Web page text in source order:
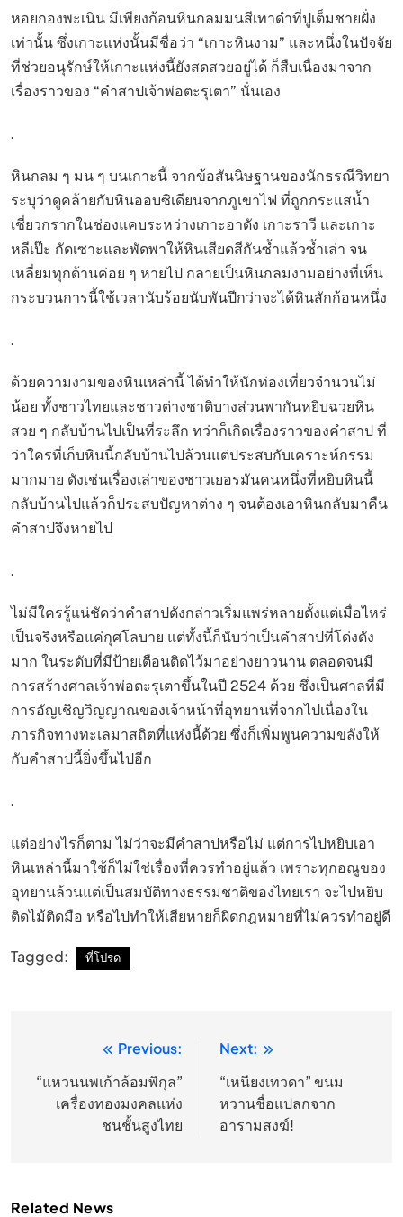
หอยกองพะเนิน มีเพียงก้อนหินกลมมนสีเทาดำที่ปูเต็มชายฝั่ง
เท่านั้น ซึ่งเกาะแห่งนั้นมีชื่อว่า “เกาะหินงาม” และหนึ่งในปัจจัย
ที่ช่วยอนุรักษ์ให้เกาะแห่งนี้ยังสดสวยอยู่ได้ ก็สืบเนื่องมาจาก
เรื่องราวของ “คำสาปเจ้าพ่อตะรุเตา” นั่นเอง
.
หินกลม ๆ มน ๆ บนเกาะนี้ จากข้อสันนิษฐานของนักธรณีวิทยา
ระบุว่าดูคล้ายกับหินออบซิเดียนจากภูเขาไฟ ที่ถูกกระแสน้ำ
เชี่ยวกรากในช่องแคบระหว่างเกาะอาดัง เกาะราวี และเกาะ
หลีเป๊ะ กัดเซาะและพัดพาให้หินเสียดสีกันซ้ำแล้วซ้ำเล่า จน
เหลี่ยมทุกด้านค่อย ๆ หายไป กลายเป็นหินกลมงามอย่างที่เห็น
กระบวนการนี้ใช้เวลานับร้อยนับพันปีกว่าจะได้หินสักก้อนหนึ่ง
.
ด้วยความงามของหินเหล่านี้ ได้ทำให้นักท่องเที่ยวจำนวนไม่
น้อย ทั้งชาวไทยและชาวต่างชาติบางส่วนพากันหยิบฉวยหิน
สวย ๆ กลับบ้านไปเป็นที่ระลึก ทว่าก็เกิดเรื่องราวของคำสาป ที่
ว่าใครที่เก็บหินนี้กลับบ้านไปล้วนแต่ประสบกับเคราะห์กรรม
มากมาย ดังเช่นเรื่องเล่าของชาวเยอรมันคนหนึ่งที่หยิบหินนี้
กลับบ้านไปแล้วก็ประสบปัญหาต่าง ๆ จนต้องเอาหินกลับมาคืน
คำสาปจึงหายไป
.
ไม่มีใครรู้แน่ชัดว่าคำสาปดังกล่าวเริ่มแพร่หลายตั้งแต่เมื่อไหร่
เป็นจริงหรือแค่กุศโลบาย แต่ทั้งนี้ก็นับว่าเป็นคำสาปที่โด่งดัง
มาก ในระดับที่มีป้ายเตือนติดไว้มาอย่างยาวนาน ตลอดจนมี
การสร้างศาลเจ้าพ่อตะรุเตาขึ้นในปี 2524 ด้วย ซึ่งเป็นศาลที่มี
การอัญเชิญวิญญาณของเจ้าหน้าที่อุทยานที่จากไปเนื่องใน
ภารกิจทางทะเลมาสถิตที่แห่งนี้ด้วย ซึ่งก็เพิ่มพูนความขลังให้
กับคำสาปนี้ยิ่งขึ้นไปอีก
.
แต่อย่างไรก็ตาม ไม่ว่าจะมีคำสาปหรือไม่ แต่การไปหยิบเอา
หินเหล่านี้มาใช้ก็ไม่ใช่เรื่องที่ควรทำอยู่แล้ว เพราะทุกอณูของ
อุทยานล้วนแต่เป็นสมบัติทางธรรมชาติของไทยเรา จะไปหยิบ
ติดไม้ติดมือ หรือไปทำให้เสียหายก็ผิดกฎหมายที่ไม่ควรทำอยู่ดี
Tagged: ที่โปรด
แนะแนว
เรื่อง
Previous:
“แหวนนพเก้าล้อมพิกุล”
เครื่องทองมงคลแห่ง
ชนชั้นสูงไทย
Next:
“เหนียงเทวดา” ขนม
หวานชื่อแปลกจาก
อารามสงฆ์!
Related News